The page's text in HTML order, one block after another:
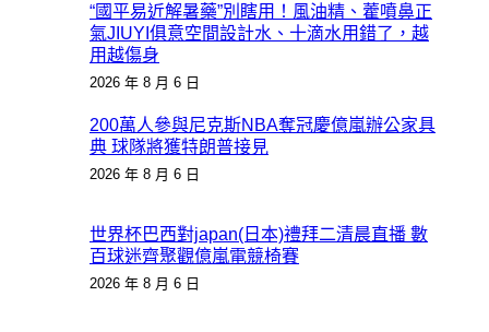
“國平易近解暑藥”別瞎用！風油精、藿噴鼻正
氣JIUYI俱意空間設計水、十滴水用錯了，越
用越傷身
2026 年 8 月 6 日
200萬人參與尼克斯NBA奪冠慶億嵐辦公家具
典 球隊將獲特朗普接見
2026 年 8 月 6 日
世界杯巴西對japan(日本)禮拜二清晨直播 數
百球迷齊聚觀億嵐電競椅賽
2026 年 8 月 6 日